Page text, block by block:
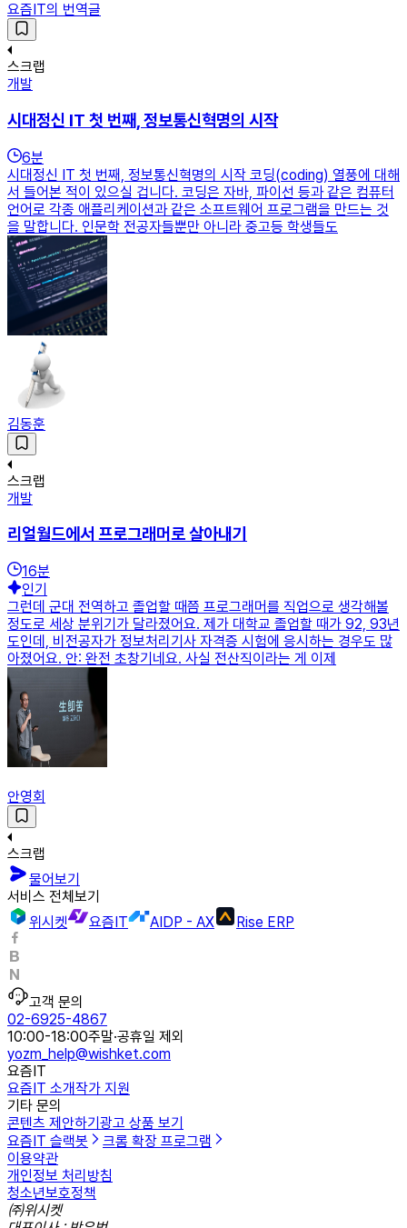
요즘IT의 번역글
스크랩
개발
시대정신 IT 첫 번째, 정보통신혁명의 시작
6분
시대정신 IT 첫 번째, 정보통신혁명의 시작 코딩(coding) 열풍에 대해
서 들어본 적이 있으실 겁니다. 코딩은 자바, 파이선 등과 같은 컴퓨터
언어로 각종 애플리케이션과 같은 소프트웨어 프로그램을 만드는 것
을 말합니다. 인문학 전공자들뿐만 아니라 중고등 학생들도
김동훈
스크랩
개발
리얼월드에서 프로그래머로 살아내기
16분
인기
그런데 군대 전역하고 졸업할 때쯤 프로그래머를 직업으로 생각해볼
정도로 세상 분위기가 달라졌어요. 제가 대학교 졸업할 때가 92, 93년
도인데, 비전공자가 정보처리기사 자격증 시험에 응시하는 경우도 많
아졌어요. 안: 완전 초창기네요. 사실 전산직이라는 게 이제
안영회
스크랩
물어보기
서비스 전체보기
위시켓
요즘IT AIDP - AX Rise ERP
고객 문의
02-6925-4867
10:00-18:00주말·공휴일 제외
yozm_help@wishket.com
요즘IT
요즘IT 소개작가 지원
기타 문의
콘텐츠 제안하기 광고 상품 보기
요즘IT 슬랙봇
크롬 확장 프로그램
이용약관
개인정보 처리방침
청소년보호정책
㈜위시켓